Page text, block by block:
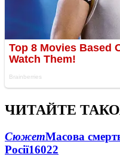
ЧИТАЙТЕ
СюжетМасова
Росії16022